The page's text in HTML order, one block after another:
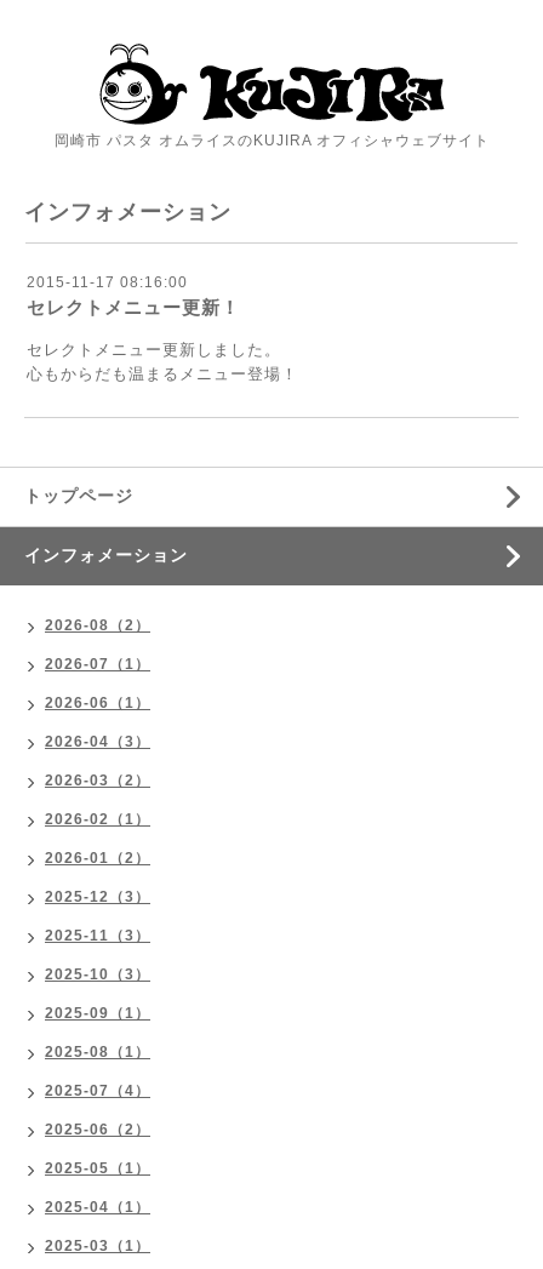
岡崎市 パスタ オムライスのKUJIRA オフィシャウェブサイト
インフォメーション
2015-11-17 08:16:00
セレクトメニュー更新！
セレクトメニュー更新しました。
心もからだも温まるメニュー登場！
トップページ
インフォメーション
2026-08（2）
2026-07（1）
2026-06（1）
2026-04（3）
2026-03（2）
2026-02（1）
2026-01（2）
2025-12（3）
2025-11（3）
2025-10（3）
2025-09（1）
2025-08（1）
2025-07（4）
2025-06（2）
2025-05（1）
2025-04（1）
2025-03（1）